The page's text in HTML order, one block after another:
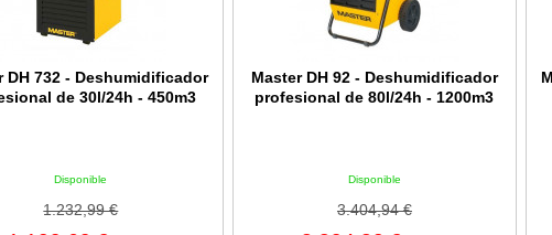
DH 732 - Deshumidificador
de 30l/24h - 450m3
Disponible
1.232,99 €
Master DH 92 - Deshumidificador
profesional de 80l/24h - 1200m3
Disponible
3.404,94 €